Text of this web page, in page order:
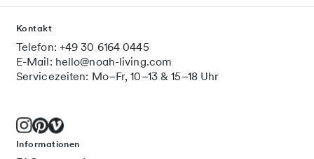
Kontakt
Telefon: +49 30 6164 0445
E-Mail: hello@noah-living.com
Servicezeiten: Mo–Fr, 10–13 & 15–18 Uhr
Informationen